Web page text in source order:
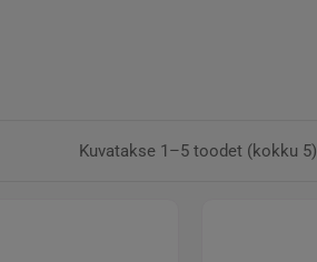
Kuvatakse 1–5 toodet (kokku 5)